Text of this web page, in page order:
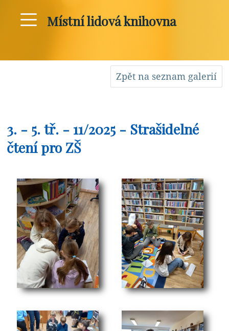
Místní lidová knihovna
Zpět na seznam galerií
3. - 5. tř. - 11/2025 - Strašidelné
čtení pro ZŠ